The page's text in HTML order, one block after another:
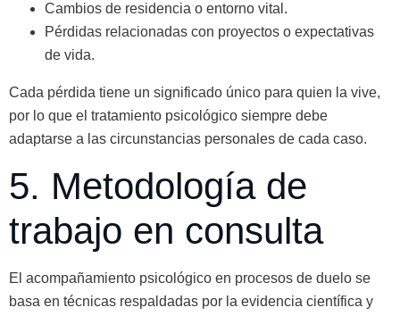
Cambios de residencia o entorno vital.
Pérdidas relacionadas con proyectos o expectativas
de vida.
Cada pérdida tiene un significado único para quien la vive,
por lo que el tratamiento psicológico siempre debe
adaptarse a las circunstancias personales de cada caso.
5. Metodología de
trabajo en consulta
El acompañamiento psicológico en procesos de duelo se
basa en técnicas respaldadas por la evidencia científica y